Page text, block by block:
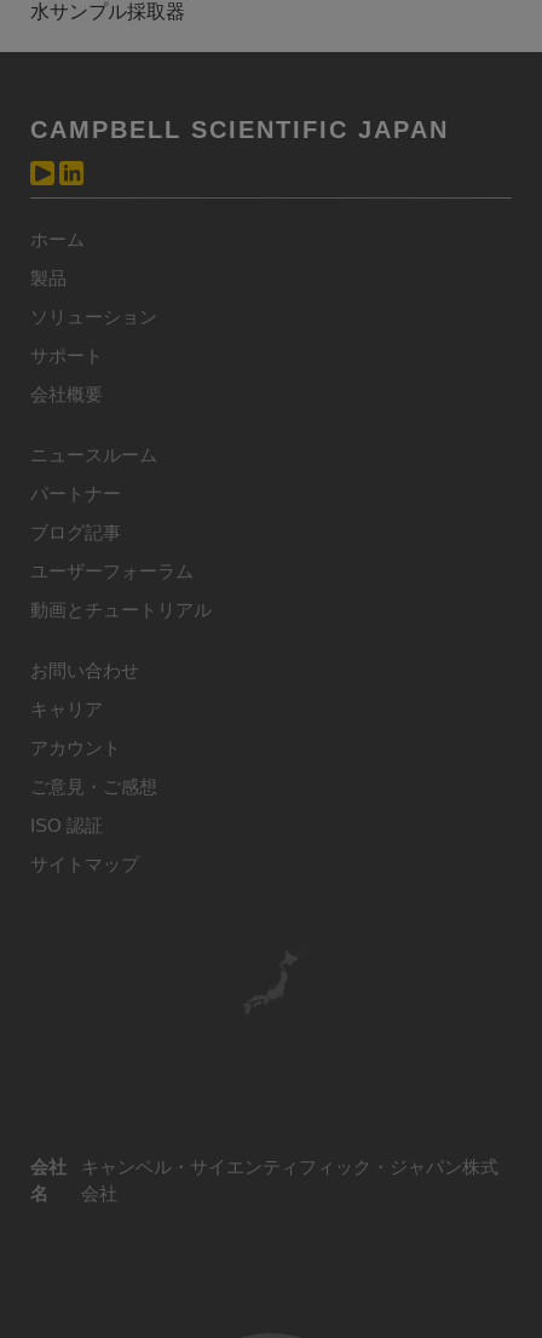
水サンプル採取器
CAMPBELL SCIENTIFIC JAPAN
ホーム
製品
ソリューション
サポート
会社概要
ニュースルーム
パートナー
ブログ記事
ユーザーフォーラム
動画とチュートリアル
お問い合わせ
キャリア
アカウント
ご意見・ご感想
ISO 認証
サイトマップ
会社
名
キャンベル・サイエンティフィック・ジャパン株式
会社